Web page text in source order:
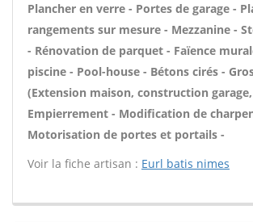
Plancher en verre - Portes de garage -
rangements sur mesure - Mezzanine -
- Rénovation de parquet - Faïence
piscine - Pool-house - Bétons cirés -
(Extension maison, construction
Empierrement - Modification de
Motorisation de portes et portails -
Voir la fiche artisan : Eurl batis nimes